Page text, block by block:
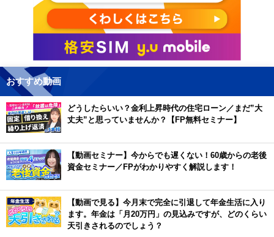
おすすめ動画
どうしたらいい？金利上昇時代の住宅ローン／まだ”大
丈夫”と思っていませんか？【FP無料セミナー】
【動画セミナー】今からでも遅くない！60歳からの老後
資金セミナー／FPがわかりやすく解説します！
【動画で見る】今月末で完全に引退して年金生活に入り
ます。年金は「月20万円」の見込みですが、どのくらい
天引きされるのでしょう？